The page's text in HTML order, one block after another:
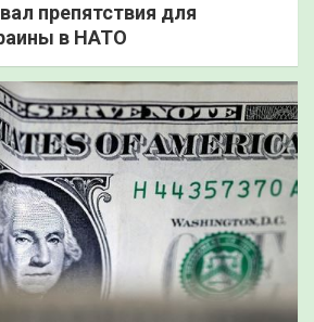
препятствия для
в НАТО